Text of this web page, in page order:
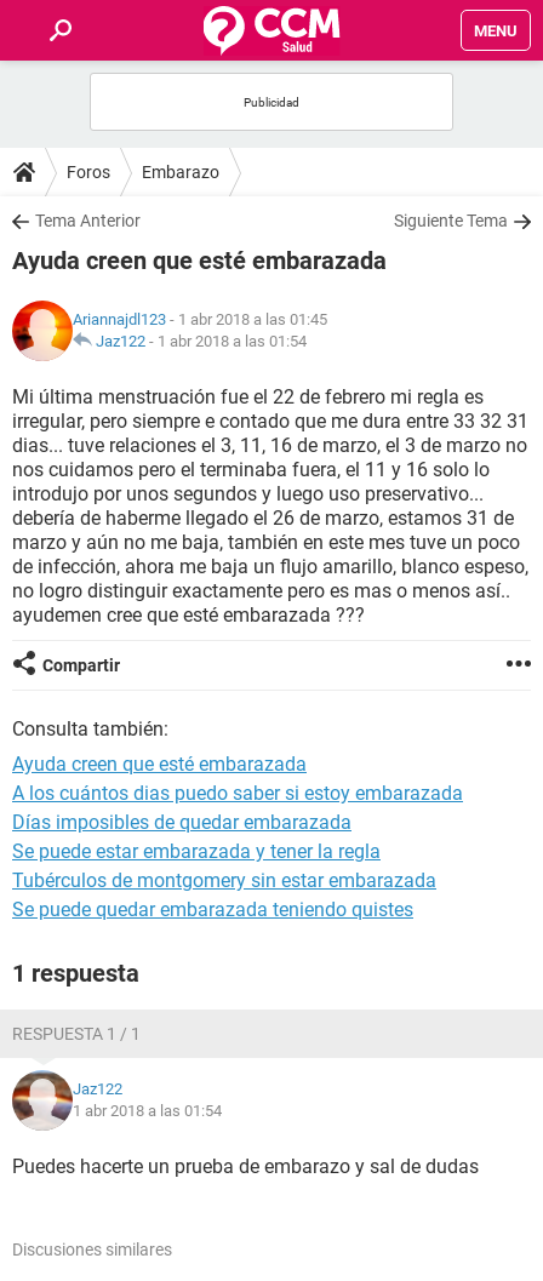
MENU
FOROS
SALUD
FAMILIA
NUTRICIÓN
BIENESTAR
SEXUALIDAD
GLOSARIO
Foros Embarazo
Tema Anterior Siguiente Tema
Ayuda creen que esté embarazada
Ariannajdl123 - 1 abr 2018 a las 01:45
Jaz122 - 1 abr 2018 a las 01:54
Mi última menstruación fue el 22 de febrero mi regla es
irregular, pero siempre e contado que me dura entre 33 32 31
dias... tuve relaciones el 3, 11, 16 de marzo, el 3 de marzo no
nos cuidamos pero el terminaba fuera, el 11 y 16 solo lo
introdujo por unos segundos y luego uso preservativo...
debería de haberme llegado el 26 de marzo, estamos 31 de
marzo y aún no me baja, también en este mes tuve un poco
de infección, ahora me baja un flujo amarillo, blanco espeso,
no logro distinguir exactamente pero es mas o menos así..
ayudemen cree que esté embarazada ???
Compartir
Consulta también:
Ayuda creen que esté embarazada
A los cuántos dias puedo saber si estoy embarazada
Días imposibles de quedar embarazada
Se puede estar embarazada y tener la regla
Tubérculos de montgomery sin estar embarazada
Se puede quedar embarazada teniendo quistes
1 respuesta
RESPUESTA 1 / 1
Jaz122
1 abr 2018 a las 01:54
Puedes hacerte un prueba de embarazo y sal de dudas
Discusiones similares